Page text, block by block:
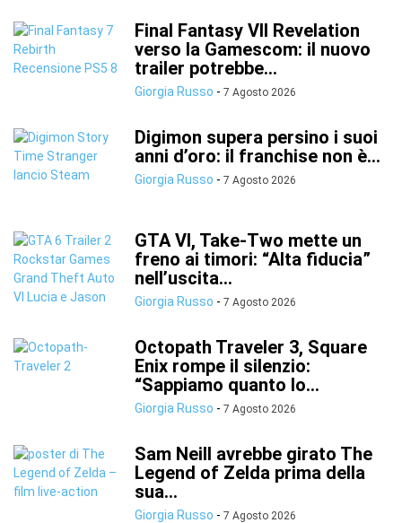
Final Fantasy VII Revelation
verso la Gamescom: il nuovo
trailer potrebbe...
Giorgia Russo - 7 Agosto 2026
Digimon supera persino i suoi
anni d’oro: il franchise non è...
Giorgia Russo - 7 Agosto 2026
GTA VI, Take-Two mette un
freno ai timori: “Alta fiducia”
nell’uscita...
Giorgia Russo - 7 Agosto 2026
Octopath Traveler 3, Square
Enix rompe il silenzio:
“Sappiamo quanto lo...
Giorgia Russo - 7 Agosto 2026
Sam Neill avrebbe girato The
Legend of Zelda prima della
sua...
Giorgia Russo - 7 Agosto 2026